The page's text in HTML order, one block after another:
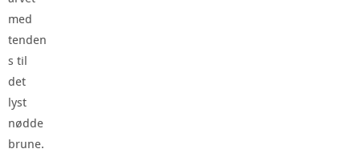
med
tenden
s til
det
lyst
nødde
brune.